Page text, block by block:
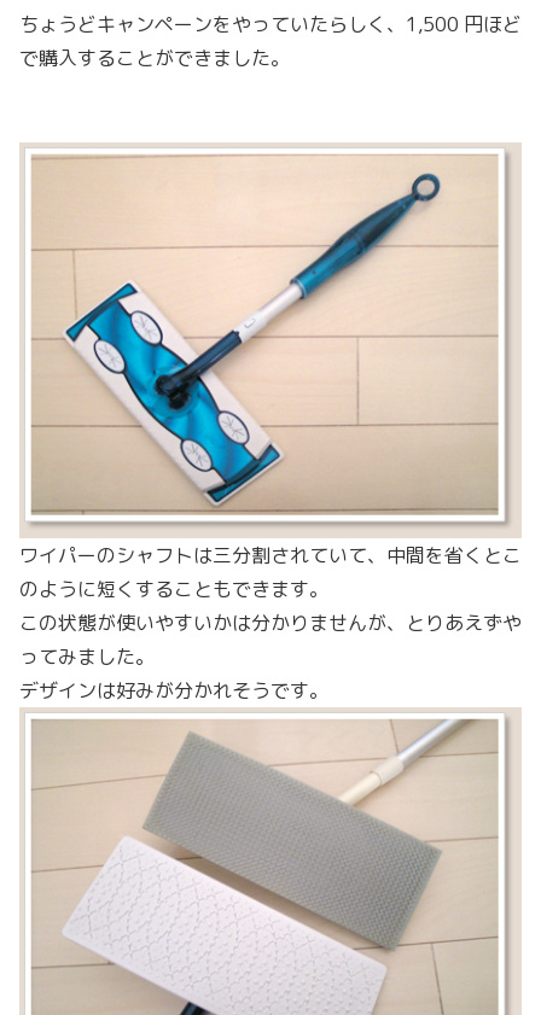
ちょうどキャンペーンをやっていたらしく、1,500 円ほど
で購入することができました。
ワイパーのシャフトは三分割されていて、中間を省くとこ
のように短くすることもできます。
この状態が使いやすいかは分かりませんが、とりあえずや
ってみました。
デザインは好みが分かれそうです。